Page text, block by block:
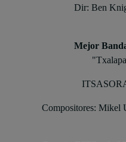
Dir: Ben
Mejor
Compositores: Mikel